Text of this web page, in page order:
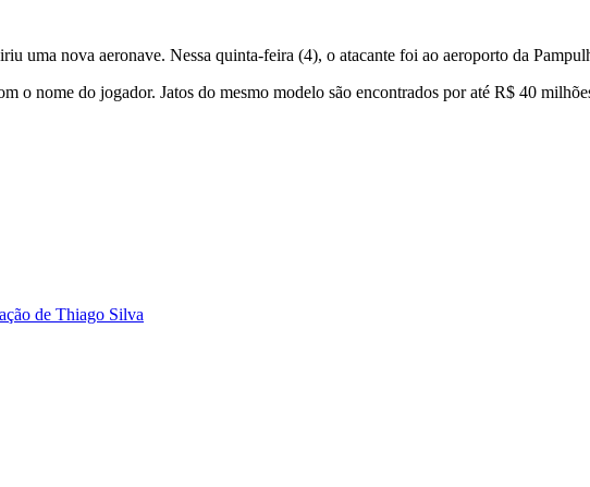
uma nova aeronave. Nessa quinta-feira (4), o atacante foi ao aeroporto da
o nome do jogador. Jatos do mesmo modelo são encontrados por até R$ 40
de Thiago Silva